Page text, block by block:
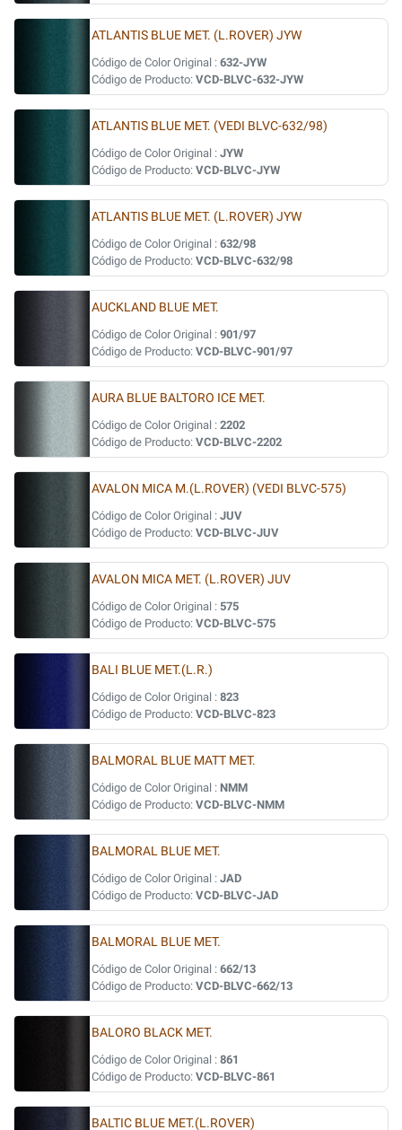
ATLANTIS BLUE MET. (L.ROVER) JYW
Código de Color Original : 632-JYW
Código de Producto: VCD-BLVC-632-JYW
ATLANTIS BLUE MET. (VEDI BLVC-632/98)
Código de Color Original : JYW
Código de Producto: VCD-BLVC-JYW
ATLANTIS BLUE MET. (L.ROVER) JYW
Código de Color Original : 632/98
Código de Producto: VCD-BLVC-632/98
AUCKLAND BLUE MET.
Código de Color Original : 901/97
Código de Producto: VCD-BLVC-901/97
AURA BLUE BALTORO ICE MET.
Código de Color Original : 2202
Código de Producto: VCD-BLVC-2202
AVALON MICA M.(L.ROVER) (VEDI BLVC-575)
Código de Color Original : JUV
Código de Producto: VCD-BLVC-JUV
AVALON MICA MET. (L.ROVER) JUV
Código de Color Original : 575
Código de Producto: VCD-BLVC-575
BALI BLUE MET.(L.R.)
Código de Color Original : 823
Código de Producto: VCD-BLVC-823
BALMORAL BLUE MATT MET.
Código de Color Original : NMM
Código de Producto: VCD-BLVC-NMM
BALMORAL BLUE MET.
Código de Color Original : JAD
Código de Producto: VCD-BLVC-JAD
BALMORAL BLUE MET.
Código de Color Original : 662/13
Código de Producto: VCD-BLVC-662/13
BALORO BLACK MET.
Código de Color Original : 861
Código de Producto: VCD-BLVC-861
BALTIC BLUE MET.(L.ROVER)